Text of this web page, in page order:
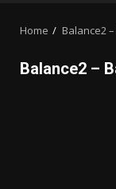
Home Balance2
Balance2 –